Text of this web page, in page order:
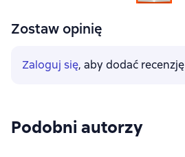
Zostaw opinię
Zaloguj się, aby dodać recenzję
Podobni autorzy